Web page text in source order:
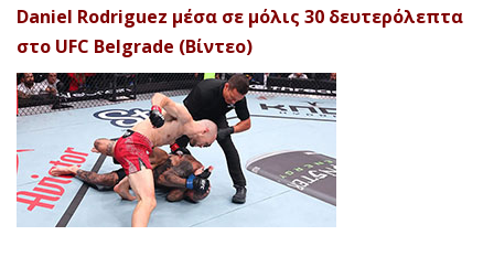
Daniel Rodriguez μέσα σε μόλις 30 δευτερόλεπτα
στο UFC Belgrade (Βίντεο)